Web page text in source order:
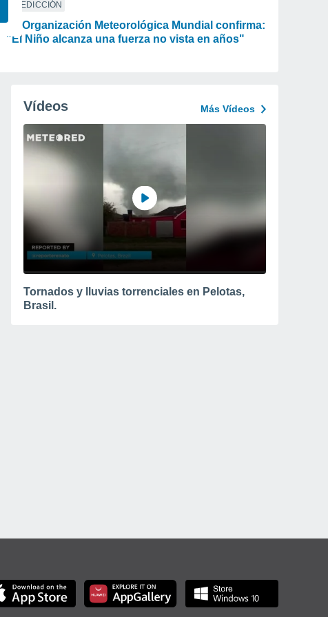
PREDICCIÓN
La Organización Meteorológica Mundial confirma:
"El Niño alcanza una fuerza no vista en años"
Vídeos Más Vídeos
Tornados y lluvias torrenciales en Pelotas,
Brasil.